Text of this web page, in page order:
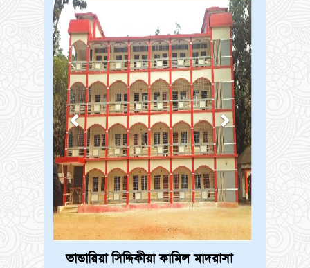
ভান্ডারিয়া সিদ্দিকীয়া কামিল মাদরাসা